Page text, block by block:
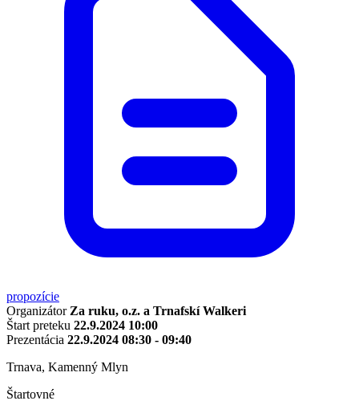
propozície
Organizátor Za ruku, o.z. a Trnafskí Walkeri
Štart preteku 22.9.2024 10:00
Prezentácia 22.9.2024 08:30 - 09:40
Trnava, Kamenný Mlyn
Štartovné